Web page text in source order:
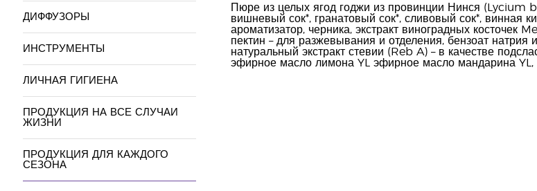
ДИФФУЗОРЫ
ИНСТРУМЕНТЫ
ЛИЧНАЯ ГИГИЕНА
ПРОДУКЦИЯ НА ВСЕ СЛУЧАИ
ЖИЗНИ
ПРОДУКЦИЯ ДЛЯ КАЖДОГО
СЕЗОНА
Пюре из целых ягод годжи из провинции Нинся (Lycium
вишневый сок*, гранатовый сок*, сливовый сок*, винная
ароматизатор, черника, экстракт виноградных косточек
пектин – для разжевывания и отделения, бензоат натрия
натуральный экстракт стевии (Reb A) – в качестве
эфирное масло лимона YL эфирное масло мандарина YL,